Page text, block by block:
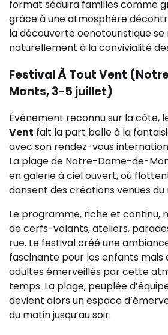
format séduira familles comme
grâce à une atmosphère
la découverte oenotouristique se
naturellement à la convivialité
Festival À Tout Vent
Monts, 3-5 juillet)
Événement reconnu sur la côte,
Vent fait la part belle à la
avec son rendez-vous
La plage de Notre-Dame-de-
en galerie à ciel ouvert, où
dansent des créations venues
Le programme, riche et continu,
de cerfs-volants, ateliers,
rue. Le festival créé une
fascinante pour les enfants mais
adultes émerveillés par cette
temps. La plage, peuplée
devient alors un espace
du matin jusqu’au soir.